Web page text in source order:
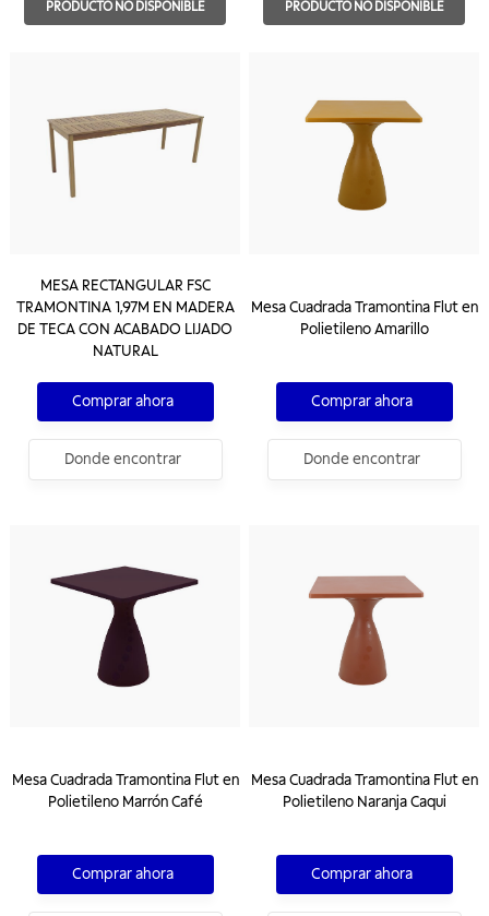
PRODUCTO NO DISPONIBLE PRODUCTO NO DISPONIBLE
MESA RECTANGULAR FSC
TRAMONTINA 1,97M EN MADERA
DE TECA CON ACABADO LIJADO
NATURAL
Comprar ahora
Donde encontrar
Mesa Cuadrada Tramontina Flut en
Polietileno Amarillo
Comprar ahora
Donde encontrar
Mesa Cuadrada Tramontina Flut en
Polietileno Marrón Café
Comprar ahora
Mesa Cuadrada Tramontina Flut en
Polietileno Naranja Caqui
Comprar ahora